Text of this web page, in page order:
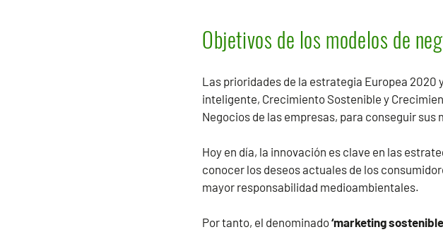
Objetivos de los modelos de
Las prioridades de la estrategia Europea
inteligente, Crecimiento Sostenible y
Negocios de las empresas, para conseguir
Hoy en día, la innovación es clave en las
conocer los deseos actuales de los
mayor responsabilidad medioambientales.
Por tanto, el denominado‘marketing